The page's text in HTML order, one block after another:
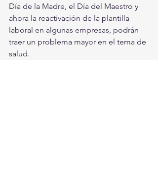
Día de la Madre, el Día del Maestro y
ahora la reactivación de la plantilla
laboral en algunas empresas, podrán
traer un problema mayor en el tema de
salud.